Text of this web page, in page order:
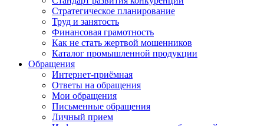
Стратегическое планирование
Труд и занятость
Финансовая грамотность
Как не стать жертвой мошенников
Каталог промышленной продукции
Обращения
Интернет-приёмная
Ответы на обращения
Мои обращения
Письменные обращения
Личный прием